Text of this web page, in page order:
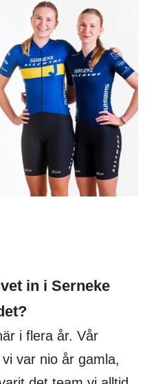
in i Serneke
i flera år. Vår
var nio år gamla,